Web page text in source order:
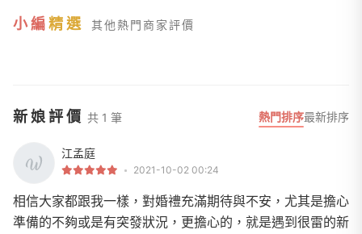
小編精選 其他熱門商家評價
新娘評價 共 1 筆 熱門排序最新排序
江孟庭
2021-10-02 00:24
相信大家都跟我一樣，對婚禮充滿期待與不安，尤其是擔心
準備的不夠或是有突發狀況，更擔心的，就是遇到很雷的新